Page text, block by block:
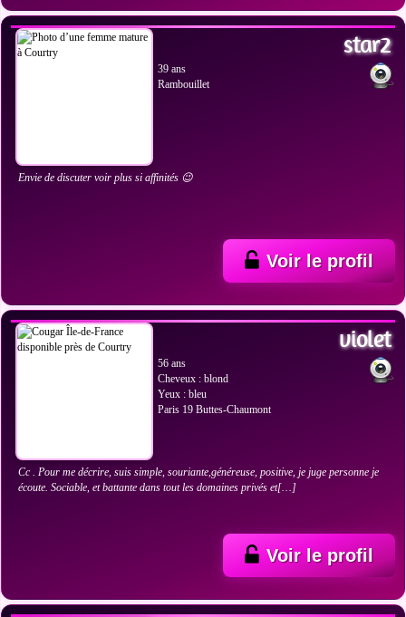
star2
39 ans
Rambouillet
Envie de discuter voir plus si affinités 😉
Voir le profil
violet
56 ans
Cheveux : blond
Yeux : bleu
Paris 19 Buttes-Chaumont
Cc . Pour me décrire, suis simple, souriante,généreuse, positive, je juge personne je
écoute. Sociable, et battante dans tout les domaines privés et[…]
Voir le profil